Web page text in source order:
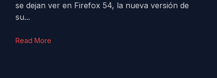
se dejan ver en Firefox 54, la nueva versión de
su...
Read More